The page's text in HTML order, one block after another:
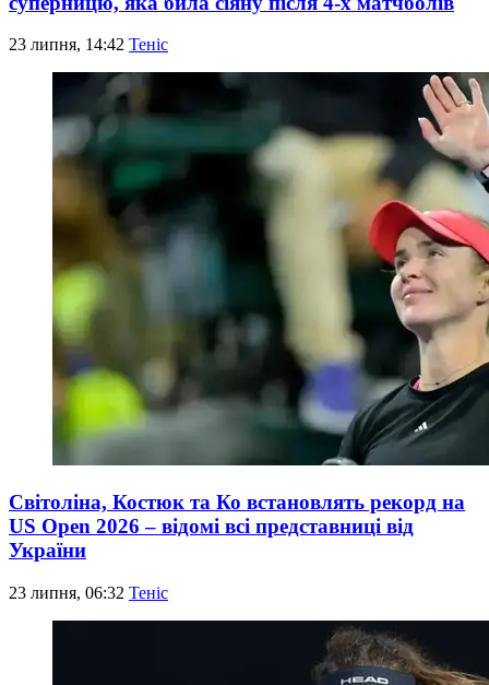
23 липня, 14:42 Теніс
Світоліна, Костюк та Ко встановлять рекорд на
US Open 2026 – відомі всі представниці від
України
23 липня, 06:32 Теніс